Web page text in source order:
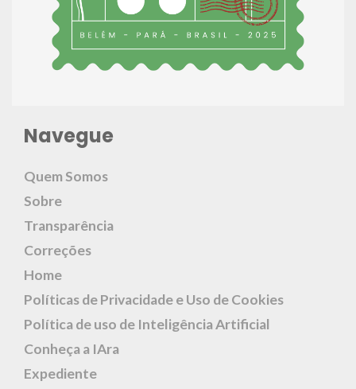
Navegue
Quem Somos
Sobre
Transparência
Correções
Home
Políticas de Privacidade e Uso de Cookies
Política de uso de Inteligência Artificial
Conheça a IAra
Expediente